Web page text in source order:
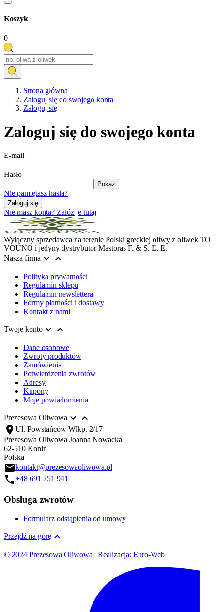
Koszyk
0
Strona główna
Zaloguj się do swojego konta
Zaloguj się
Zaloguj się do swojego konta
E-mail
Hasło
Pokaż
Nie pamiętasz hasła?
Zaloguj się
Nie masz konta? Załóż je tutaj
Wyłączny sprzedawca na terenie Polski greckiej oliwy z oliwek TO
VOUNO i jedyny dystrybutor Mastoras F. & S. E. E.
Nasza firma  
Polityka prywatności
Regulamin sklepu
Regulamin newslettera
Formy płatności i dostawy
Kontakt z nami
Twoje konto  
Dane osobowe
Zwroty produktów
Zamówienia
Potwierdzenia zwrotów
Adresy
Kupony
Moje powiadomienia
Prezesowa Oliwowa  
location_on Ul. Powstańców Wlkp. 2/17
Prezesowa Oliwowa Joanna Nowacka
62-510 Konin
Polska
emailkontakt@prezesowaoliwowa.pl
call+48 691 751 941
Obsługa zwrotów
Formularz odstąpienia od umowy
Przejdź na górę 
© 2024 Prezesowa Oliwowa | Realizacja: Euro-Web